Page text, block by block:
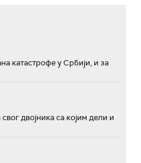
катастрофе у Србији, и за
двојника са којим дели и